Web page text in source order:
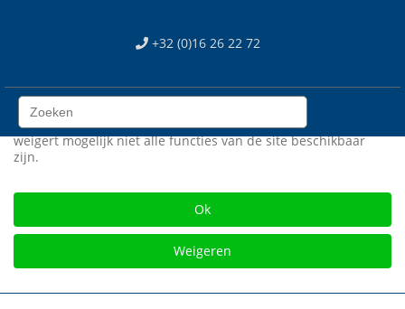
+32 (0)16 26 22 72
anderen ons helpen om de site en gebruikerservaring te
verbeteren (tracking cookies). U kan zelf kiezen of u deze
cookies wil toestaan of niet. Let op dat als u onze cookies
weigert mogelijk niet alle functies van de site beschikbaar
zijn.
Ok
Weigeren